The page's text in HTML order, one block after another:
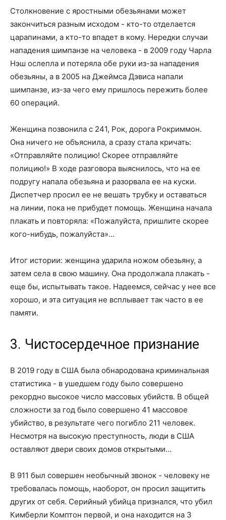
Столкновение с яростными обезьянами может
закончиться разным исходом - кто-то отделается
царапинами, а кто-то впадет в кому. Нередки случаи
нападения шимпанзе на человека - в 2009 году Чарла
Нэш ослепла и потеряла обе руки из-за нападения
обезьяны, а в 2005 на Джеймса Дэвиса напали
шимпанзе, из-за чего ему пришлось пережить более
60 операций.
Женщина позвонила с 241, Рок, дорога Рокриммон.
Она ничего не объяснила, а сразу стала кричать:
«Отправляйте полицию! Скорее отправляйте
полицию!» В ходе разговора выяснилось, что на ее
подругу напала обезьяна и разорвала ее на куски.
Диспетчер просил ее не вешать трубку и оставаться
на линии, пока не прибудет помощь. Женщина начала
плакать и повторяла: «Пожалуйста, пришлите скорее
кого-нибудь, пожалуйста»…
Итог истории: женщина ударила ножом обезьяну, а
затем села в свою машину. Она продолжала плакать -
еще бы, испытывать такое. Надеемся, сейчас у нее все
хорошо, и эта ситуация не всплывает так часто в ее
памяти.
3. Чистосердечное признание
В 2019 году в США была обнародована криминальная
статистика - в ушедшем году было совершено
рекордно высокое число массовых убийств. В общей
сложности за год было совершено 41 массовое
убийство, в результате чего погибло 211 человек.
Несмотря на высокую преступность, люди в США
оставляют двери своих домов открытыми…
В 911 был совершен необычный звонок - человеку не
требовалась помощь, наоборот, он просил защитить
других от себя. Серийный убийца признался, что убил
Кимберли Комптон первой, и она находится на 3